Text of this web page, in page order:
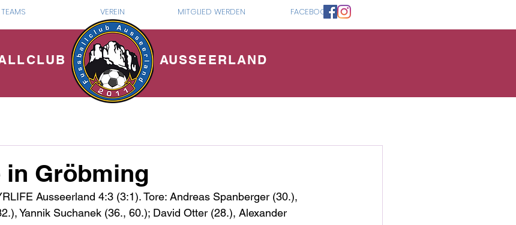
TEAMS VEREIN MITGLIED WERDEN FACEBOOK
AUSSEERLAND
in Gröbming
Ausseerland 4:3 (3:1). Tore: Andreas Spanberger (30.),
Yannik Suchanek (36., 60.); David Otter (28.), Alexander